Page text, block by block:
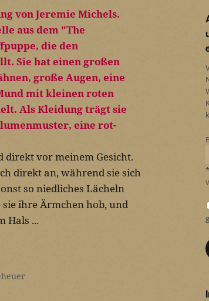
direkt vor meinem Gesicht.
direkt an, während sie sich
so niedliches Lächeln
ihre Ärmchen hob, und
Hals ...